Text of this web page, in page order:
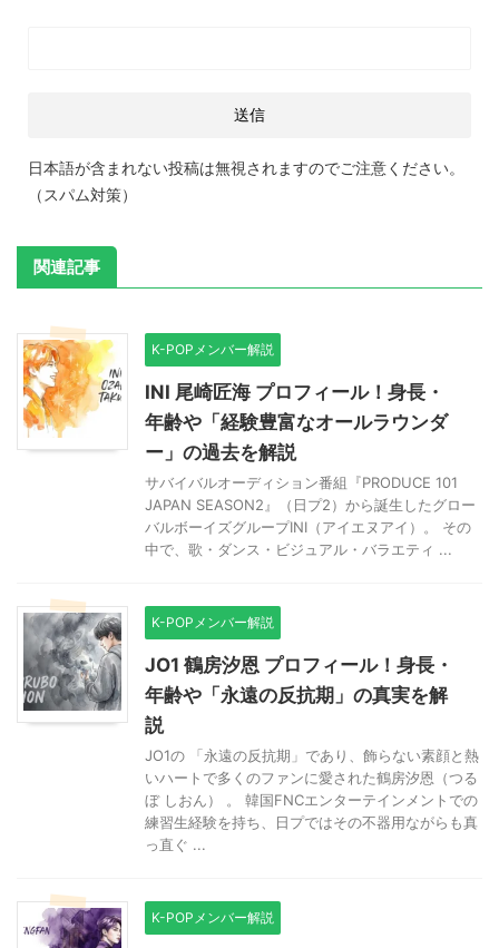
日本語が含まれない投稿は無視されますのでご注意ください。
（スパム対策）
関連記事
K-POPメンバー解説
INI 尾崎匠海 プロフィール！身長・
年齢や「経験豊富なオールラウンダ
ー」の過去を解説
サバイバルオーディション番組『PRODUCE 101
JAPAN SEASON2』（日プ2）から誕生したグロー
バルボーイズグループINI（アイエヌアイ）。 その
中で、歌・ダンス・ビジュアル・バラエティ ...
K-POPメンバー解説
JO1 鶴房汐恩 プロフィール！身長・
年齢や「永遠の反抗期」の真実を解
説
JO1の 「永遠の反抗期」であり、飾らない素顔と熱
いハートで多くのファンに愛された鶴房汐恩（つる
ぼ しおん） 。 韓国FNCエンターテインメントでの
練習生経験を持ち、日プではその不器用ながらも真
っ直ぐ ...
K-POPメンバー解説